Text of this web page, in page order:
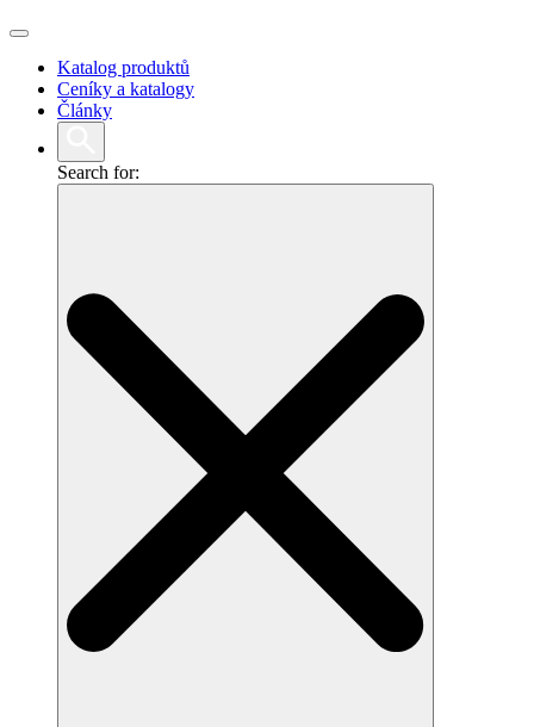
Katalog produktů
Ceníky a katalogy
Články
Search for: